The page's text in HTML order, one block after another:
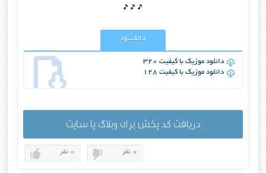
🎵🎵🎵
دانلــــود
دانلود موزیک با کیفیت 320
دانلود موزیک با کیفیت 128
دریافت کد پخش برای وبلاگ یا سایت
0 نفر 0 نفر